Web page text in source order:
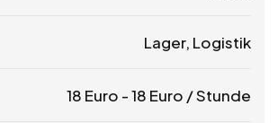
Lager, Logistik
18 Euro -18 Euro / Stunde